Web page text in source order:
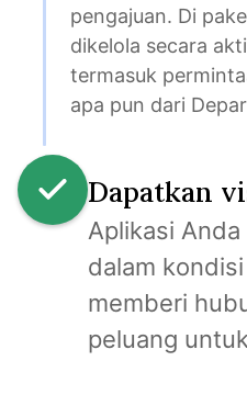
pengajuan. Di
dikelola secara
termasuk
apa pun dari
Dapatkan
Aplikasi
dalam
memberi
peluang